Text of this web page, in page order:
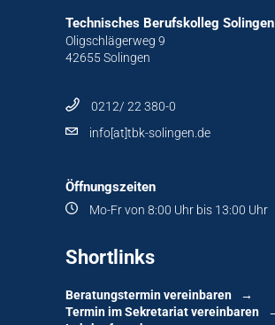
Technisches Berufskolleg Solingen
Oligschlägerweg 9
42655 Solingen
0212/ 22 380-0
info[at]tbk-solingen.de
Öffnungszeiten
Mo-Fr von 8:00 Uhr bis 13:00 Uhr
Shortlinks
Beratungstermin vereinbaren
Termin im Sekretariat vereinbaren